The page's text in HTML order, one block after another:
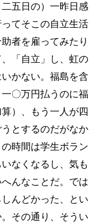
五日の）一昨日感
てそこの自立生活
者を雇ってみたり
「自立」し、虹の
かない。福島を含
〇万円払うのに福
）、もう一人が四
とするのだがなか
時間は学生ボラン
なくなるし、気も
んなことだ。では
んどかった、とい
その通り、そうい